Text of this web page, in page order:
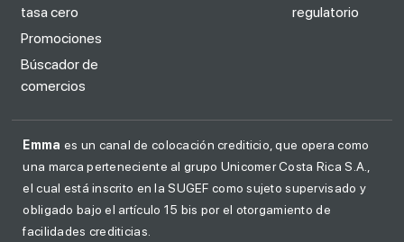
tasa cero
Promociones
Búscador de
comercios
regulatorio
Emma es un canal de colocación crediticio, que opera como
una marca perteneciente al grupo Unicomer Costa Rica S.A.,
el cual está inscrito en la SUGEF como sujeto supervisado y
obligado bajo el artículo 15 bis por el otorgamiento de
facilidades crediticias.